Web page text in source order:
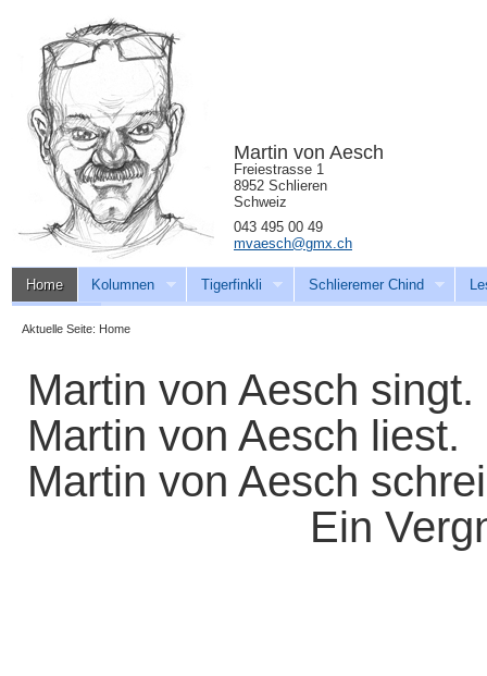
Home Kolumnen Tigerfinkli Schlieremer Chind
Martin von Aesch
Freiestrasse 1
8952 Schlieren
Schweiz
043 495 00 49
mvaesch@gmx.ch
Aktuelle Seite: Home
Martin von Aesch singt.
Martin von Aesch liest.
Martin von Aesch
Ein